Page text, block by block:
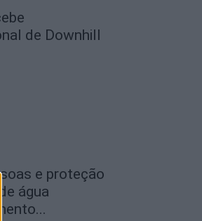
de Downhill
e proteção
água